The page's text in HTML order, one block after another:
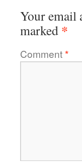
Your email
marked *
Comment*